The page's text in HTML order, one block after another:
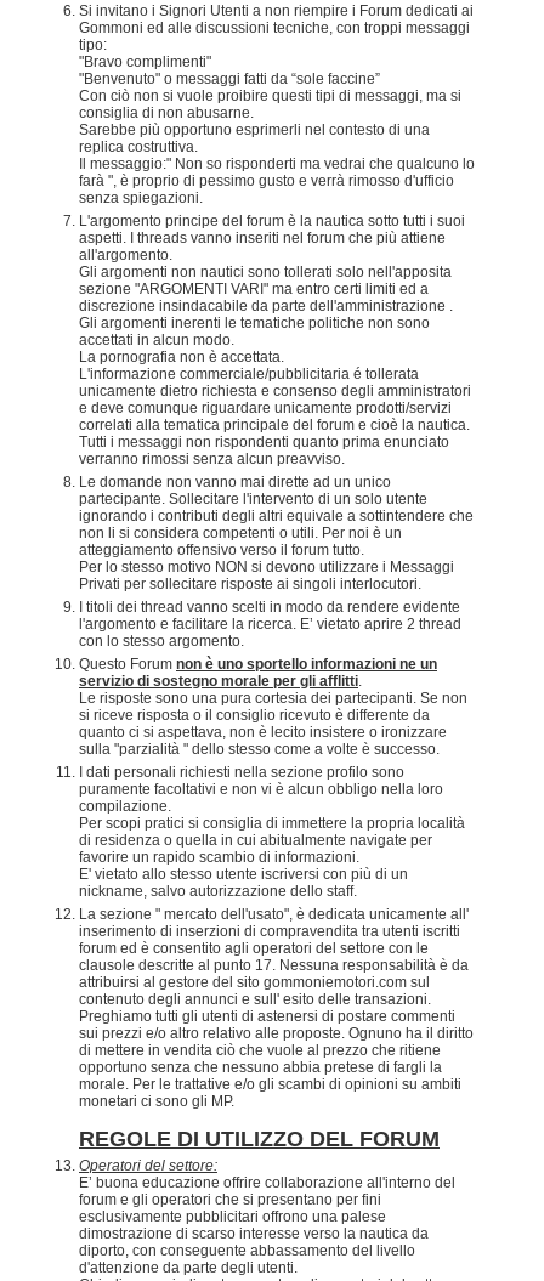
Si invitano i Signori Utenti a non riempire i Forum dedicati ai
Gommoni ed alle discussioni tecniche, con troppi messaggi
tipo:
"Bravo complimenti"
"Benvenuto" o messaggi fatti da “sole faccine”
Con ciò non si vuole proibire questi tipi di messaggi, ma si
consiglia di non abusarne.
Sarebbe più opportuno esprimerli nel contesto di una
replica costruttiva.
Il messaggio:" Non so risponderti ma vedrai che qualcuno lo
farà ", è proprio di pessimo gusto e verrà rimosso d'ufficio
senza spiegazioni.
L'argomento principe del forum è la nautica sotto tutti i suoi
aspetti. I threads vanno inseriti nel forum che più attiene
all'argomento.
Gli argomenti non nautici sono tollerati solo nell'apposita
sezione "ARGOMENTI VARI" ma entro certi limiti ed a
discrezione insindacabile da parte dell'amministrazione .
Gli argomenti inerenti le tematiche politiche non sono
accettati in alcun modo.
La pornografia non è accettata.
L'informazione commerciale/pubblicitaria é tollerata
unicamente dietro richiesta e consenso degli amministratori
e deve comunque riguardare unicamente prodotti/servizi
correlati alla tematica principale del forum e cioè la nautica.
Tutti i messaggi non rispondenti quanto prima enunciato
verranno rimossi senza alcun preavviso.
Le domande non vanno mai dirette ad un unico
partecipante. Sollecitare l'intervento di un solo utente
ignorando i contributi degli altri equivale a sottintendere che
non li si considera competenti o utili. Per noi è un
atteggiamento offensivo verso il forum tutto.
Per lo stesso motivo NON si devono utilizzare i Messaggi
Privati per sollecitare risposte ai singoli interlocutori.
I titoli dei thread vanno scelti in modo da rendere evidente
l'argomento e facilitare la ricerca. E’ vietato aprire 2 thread
con lo stesso argomento.
Questo Forum non è uno sportello informazioni ne un
servizio di sostegno morale per gli afflitti
Le risposte sono una pura cortesia dei partecipanti. Se non
si riceve risposta o il consiglio ricevuto è differente da
quanto ci si aspettava, non è lecito insistere o ironizzare
sulla "parzialità " dello stesso come a volte è successo.
I dati personali richiesti nella sezione profilo sono
puramente facoltativi e non vi è alcun obbligo nella loro
compilazione.
Per scopi pratici si consiglia di immettere la propria località
di residenza o quella in cui abitualmente navigate per
favorire un rapido scambio di informazioni.
E' vietato allo stesso utente iscriversi con più di un
nickname, salvo autorizzazione dello staff.
La sezione " mercato dell'usato", è dedicata unicamente all'
inserimento di inserzioni di compravendita tra utenti iscritti
forum ed è consentito agli operatori del settore con le
clausole descritte al punto 17. Nessuna responsabilità è da
attribuirsi al gestore del sito gommoniemotori.com sul
contenuto degli annunci e sull' esito delle transazioni.
Preghiamo tutti gli utenti di astenersi di postare commenti
sui prezzi e/o altro relativo alle proposte. Ognuno ha il diritto
di mettere in vendita ciò che vuole al prezzo che ritiene
opportuno senza che nessuno abbia pretese di fargli la
morale. Per le trattative e/o gli scambi di opinioni su ambiti
monetari ci sono gli MP.
REGOLE DI UTILIZZO DEL FORUM
Operatori del settore:
E’ buona educazione offrire collaborazione all'interno del
forum e gli operatori che si presentano per fini
esclusivamente pubblicitari offrono una palese
dimostrazione di scarso interesse verso la nautica da
diporto, con conseguente abbassamento del livello
d'attenzione da parte degli utenti.